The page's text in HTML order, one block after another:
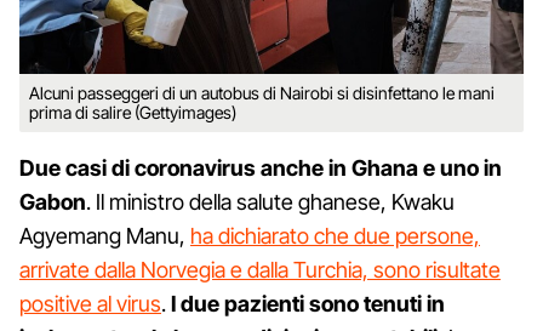
Alcuni passeggeri di un autobus di Nairobi si disinfettano le mani
prima di salire (Gettyimages)
Due casi di coronavirus anche in Ghana e uno in
Gabon. Il ministro della salute ghanese, Kwaku
Agyemang Manu, ha dichiarato che due persone,
arrivate dalla Norvegia e dalla Turchia, sono risultate
positive al virus.I due pazienti sono tenuti in